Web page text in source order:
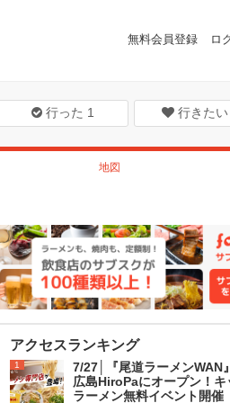
無料会員登録 ロ
行った 1 行きたい
地図
アクセスランキング
1
7/27│『尾道ラーメンWAN
広島HiroPaにオープン！キ
ラーメン無料イベント開催